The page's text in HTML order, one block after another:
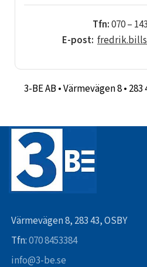
Tfn:070 –
E-post:
3-BE AB • Värmevägen 8 • 283
Värmevägen 8, 283 43, OSBY
Tfn:070 8453384
info@3-be.se